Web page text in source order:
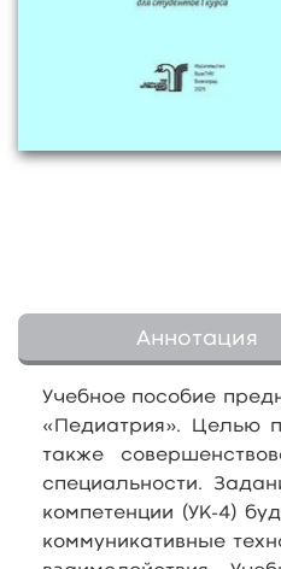
Аннотация
Учебное пособие
«Педиатрия». Целью
также
специальности.
компетенции (УК-4)
коммуникативные